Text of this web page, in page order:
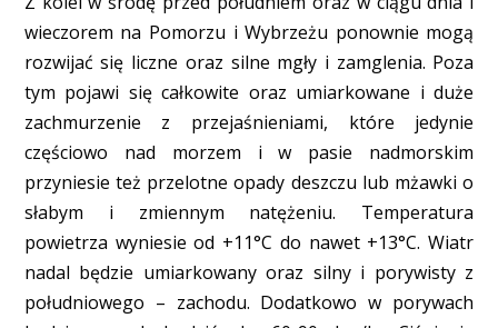
wieczorem na Pomorzu i Wybrzeżu ponownie mogą
rozwijać się liczne oraz silne mgły i zamglenia. Poza
tym pojawi się całkowite oraz umiarkowane i duże
zachmurzenie z przejaśnieniami, które jedynie
częściowo nad morzem i w pasie nadmorskim
przyniesie też przelotne opady deszczu lub mżawki o
słabym i zmiennym natężeniu. Temperatura
powietrza wyniesie od +11°C do nawet +13°C. Wiatr
nadal będzie umiarkowany oraz silny i porywisty z
południowego – zachodu. Dodatkowo w porywach